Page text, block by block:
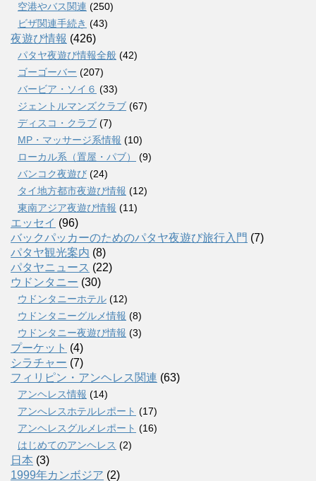
空港やバス関連 (250)
ビザ関連手続き (43)
夜遊び情報 (426)
パタヤ夜遊び情報全般 (42)
ゴーゴーバー (207)
バービア・ソイ６ (33)
ジェントルマンズクラブ (67)
ディスコ・クラブ (7)
MP・マッサージ系情報 (10)
ローカル系（置屋・パブ）
(9)
バンコク夜遊び (24)
タイ地方都市夜遊び情報 (12)
東南アジア夜遊び情報 (11)
エッセイ (96)
バックパッカーのためのパタヤ夜遊び旅行入門 (7)
パタヤ観光案内 (8)
パタヤニュース (22)
ウドンタニー (30)
ウドンタニーホテル (12)
ウドンタニーグルメ情報 (8)
ウドンタニー夜遊び情報 (3)
プーケット (4)
シラチャー (7)
フィリピン・アンヘレス関連 (63)
アンヘレス情報 (14)
アンへレスホテルレポート (17)
アンヘレスグルメレポート (16)
はじめてのアンヘレス (2)
日本 (3)
1999年カンボジア (2)